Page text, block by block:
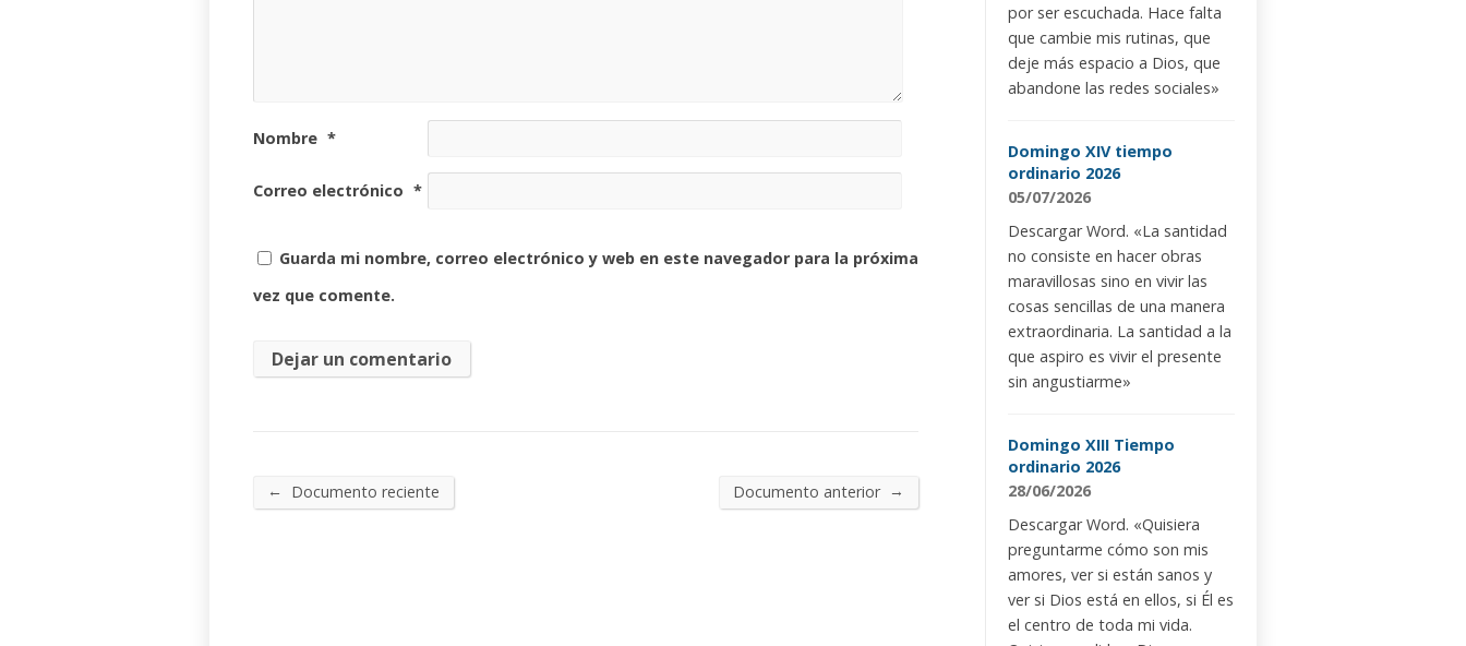
Nombre *
Correo electrónico *
Guarda mi nombre, correo electrónico y web en este navegador para la próxima
vez que comente.
← Documento reciente Documento anterior →
por ser escuchada. Hace falta
que cambie mis rutinas, que
deje más espacio a Dios, que
abandone las redes sociales»
Domingo XIV tiempo
ordinario 2026
05/07/2026
Descargar Word. «La santidad
no consiste en hacer obras
maravillosas sino en vivir las
cosas sencillas de una manera
extraordinaria. La santidad a la
que aspiro es vivir el presente
sin angustiarme»
Domingo XIII Tiempo
ordinario 2026
28/06/2026
Descargar Word. «Quisiera
preguntarme cómo son mis
amores, ver si están sanos y
ver si Dios está en ellos, si Él es
el centro de toda mi vida.